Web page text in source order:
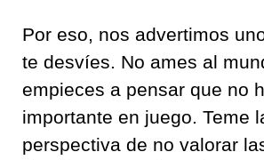
Por eso, nos advertimos
te desvíes. No ames al
empieces a pensar que no
importante en juego. Teme
perspectiva de no valorar